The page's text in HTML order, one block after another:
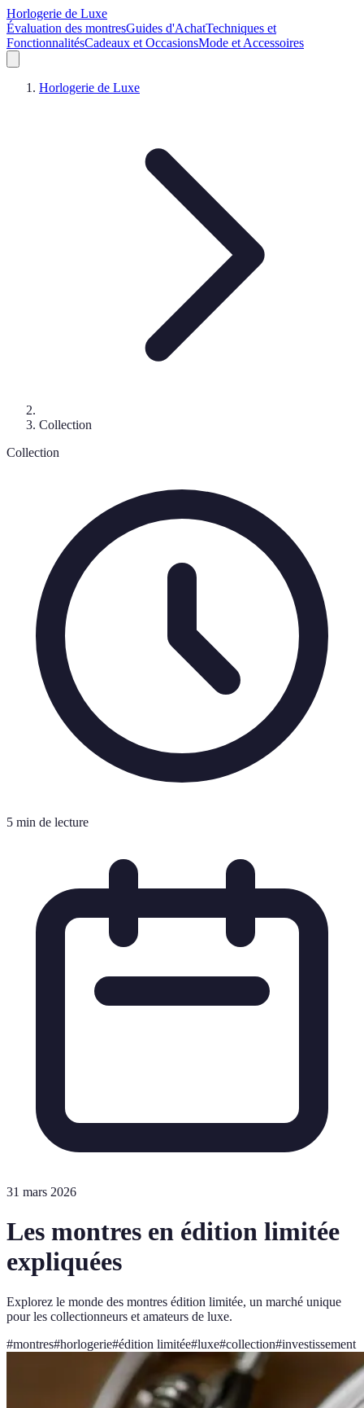
Horlogerie de Luxe
Évaluation des montresGuides d'AchatTechniques et
FonctionnalitésCadeaux et OccasionsMode et Accessoires
Horlogerie de Luxe
Collection
Collection
5 min de lecture
31 mars 2026
Les montres en édition limitée
expliquées
Explorez le monde des montres édition limitée, un marché unique
pour les collectionneurs et amateurs de luxe.
#montres#horlogerie#édition limitée#luxe#collection#investissement